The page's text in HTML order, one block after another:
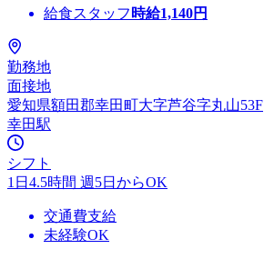
給食スタッフ 時給1,140円
勤務地
面接地
愛知県額田郡幸田町大字芦谷字丸山53F
幸田駅
シフト
1日4.5時間 週5日からOK
交通費支給
未経験OK